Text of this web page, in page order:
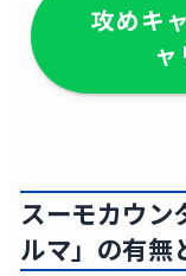
攻めキ
スーモカウン
ルマ」の有無